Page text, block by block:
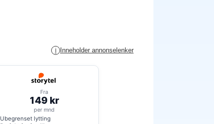
i Inneholder annonselenker
Fra
149 kr
per mnd
Ubegrenset lytting